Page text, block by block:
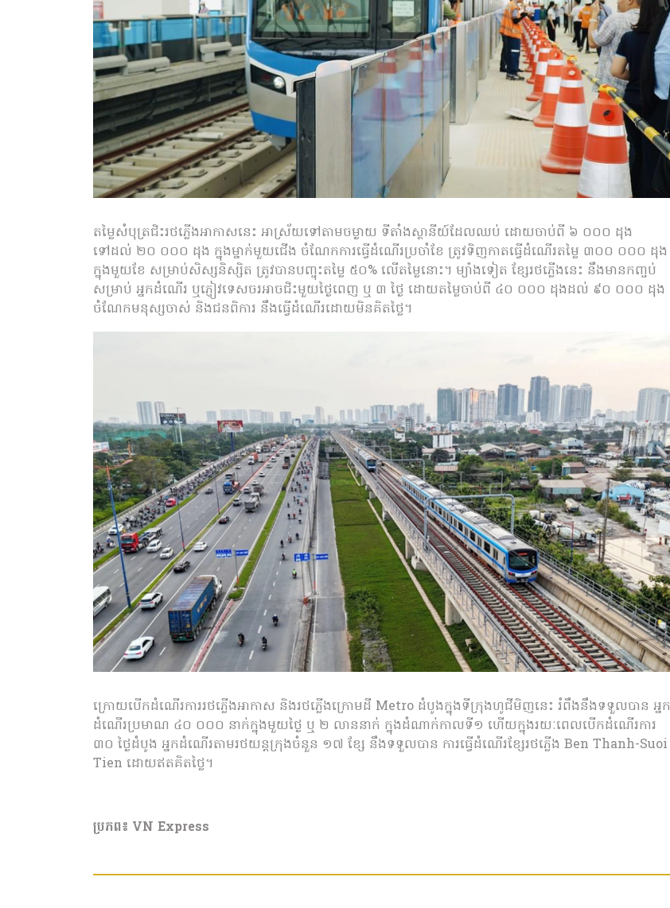
តម្លៃសំបុត្រជិះរថភ្លើងអាកាសនេះ អាស្រ័យទៅតាមចម្ងាយ ទីតាំងស្ថានីយ៍ដែលឈប់ ដោយចាប់ពី ៦ ០០០ ដុង
ទៅដល់ ២០ ០០០ ដុង ក្នុងម្នាក់មួយជើង ចំណែកការធ្វើដំណើរប្រចាំខែ ត្រូវទិញកាតធ្វើដំណើរតម្លៃ ៣០០ ០០០ ដុង
ក្នុងមួយខែ សម្រាប់សិស្សនិស្សិត ត្រូវបានបញ្ចុះតម្លៃ ៥០% លើតម្លៃនោះ។ ម្យ៉ាងទៀត ខ្សែរថភ្លើងនេះ នឹងមានកញ្ចប់
សម្រាប់ អ្នកដំណើរ ឬភ្ញៀវទេសចរអាចជិះមួយថ្ងៃពេញ ឬ ៣ ថ្ងៃ ដោយតម្លៃចាប់ពី ៤០ ០០០ ដុងដល់ ៩០ ០០០ ដុង
ចំណែកមនុស្សចាស់ និងជនពិការ នឹងធ្វើដំណើរដោយមិនគិតថ្លៃ។
ក្រោយបើកដំណើរការរថភ្លើងអាកាស និងរថភ្លើងក្រោមដី Metro ដំបូងក្នុងទីក្រុងហូជីមិញនេះ រំពឹងនឹងទទួលបាន អ្នក
ដំណើរប្រមាណ ៤០ ០០០ នាក់ក្នុងមួយថ្ងៃ ឬ ២ លាននាក់ ក្នុងដំណាក់កាលទី១ ហើយក្នុងរយៈពេលបើកដំណើរការ
៣០ ថ្ងៃដំបូង អ្នកដំណើរតាមរថយន្ដក្រុងចំនួន ១៧ ខ្សែ នឹងទទួលបាន ការធ្វើដំណើរខ្សែរថភ្លើង Ben Thanh-Suoi
Tien ដោយឥតគិតថ្លៃ។
ប្រភព៖ VN Express